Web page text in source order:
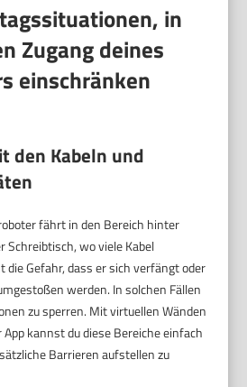
in
Zugang deines
einschränken
den Kabeln und
fährt in den Bereich hinter
Schreibtisch, wo viele Kabel
die Gefahr, dass er sich verfängt oder
werden. In solchen Fällen
zu sperren. Mit virtuellen Wänden
kannst du diese Bereiche einfach
Barrieren aufstellen zu